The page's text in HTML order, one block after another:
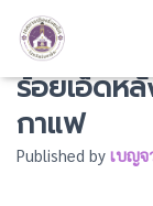
ร่วมพิธีทำ
ร้อยเอ็ดห
กาแฟ
Published by เบญจ